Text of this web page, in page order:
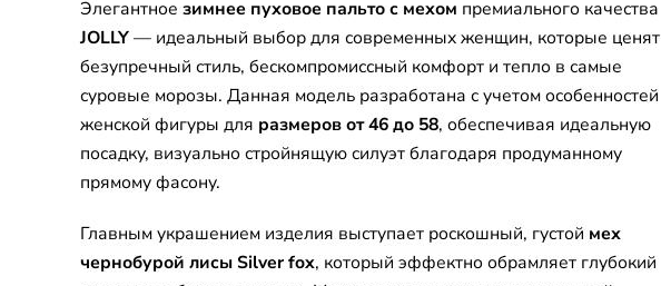
Элегантное зимнее пуховое пальто с мехом премиального качества
JOLLY— идеальный выбор для современных женщин, которые ценят
безупречный стиль, бескомпромиссный комфорт и тепло в самые
суровые морозы. Данная модель разработана с учетом особенностей
женской фигуры для размеров от 46 до 58, обеспечивая идеальную
посадку, визуально стройнящую силуэт благодаря продуманному
прямому фасону.
Главным украшением изделия выступает роскошный, густой мех
чернобурой лисы Silver fox, который эффектно обрамляет глубокий